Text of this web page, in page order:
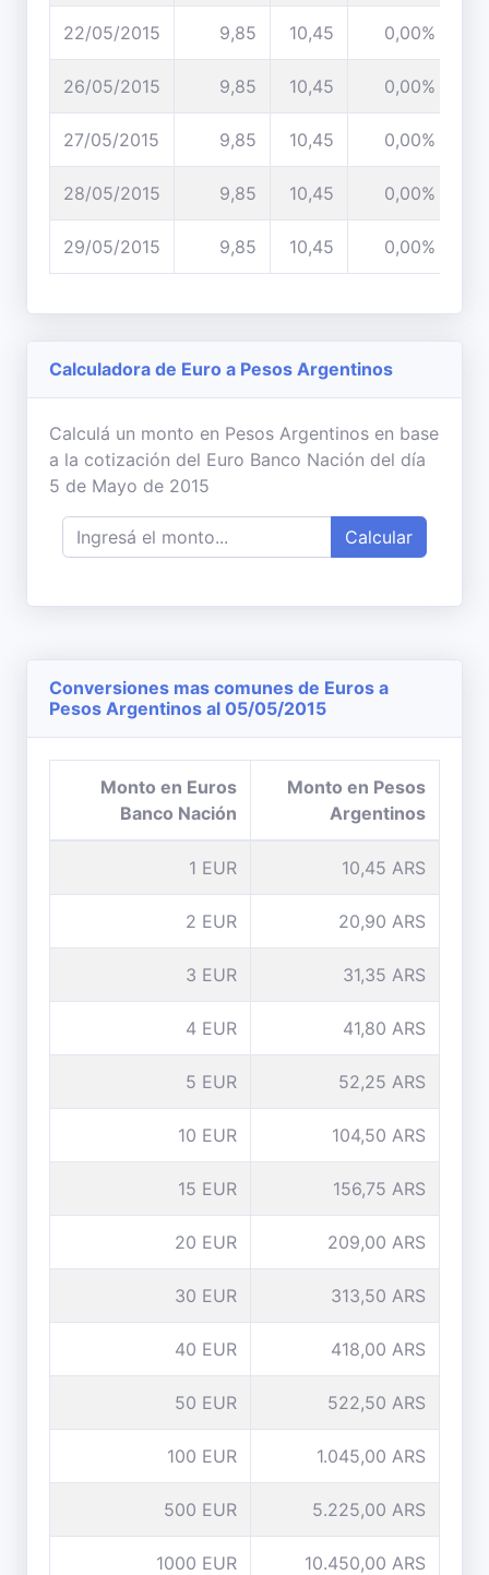
22/05/2015 9,85 10,45 0,00%
26/05/2015 9,85 10,45 0,00%
27/05/2015 9,85 10,45 0,00%
28/05/2015 9,85 10,45 0,00%
29/05/2015 9,85 10,45 0,00%
Calculadora de Euro a Pesos Argentinos
Calculá un monto en Pesos Argentinos en base
a la cotización del Euro Banco Nación del día
5 de Mayo de 2015
Calcular
Conversiones mas comunes de Euros a
Pesos Argentinos al 05/05/2015
Monto en Euros
Banco Nación
Monto en Pesos
Argentinos
1 EUR 10,45 ARS
2 EUR 20,90 ARS
3 EUR 31,35 ARS
4 EUR 41,80 ARS
5 EUR 52,25 ARS
10 EUR 104,50 ARS
15 EUR 156,75 ARS
20 EUR 209,00 ARS
30 EUR 313,50 ARS
40 EUR 418,00 ARS
50 EUR 522,50 ARS
100 EUR 1.045,00 ARS
500 EUR 5.225,00 ARS
1000 EUR 10.450,00 ARS